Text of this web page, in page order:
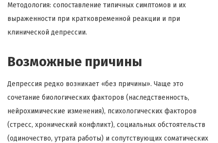
Методология: сопоставление типичных симптомов и их
выраженности при кратковременной реакции и при
клинической депрессии.
Возможные причины
Депрессия редко возникает «без причины». Чаще это
сочетание биологических факторов (наследственность,
нейрохимические изменения), психологических факторов
(стресс, хронический конфликт), социальных обстоятельств
(одиночество, утрата работы) и сопутствующих соматических